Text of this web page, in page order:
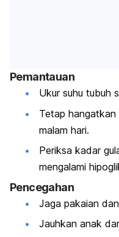
Pemantauan
Ukur suhu tubuh
Tetap
malam hari.
Periksa kadar
mengalami
Pencegahan
Jaga pakaian
Jauhkan anak